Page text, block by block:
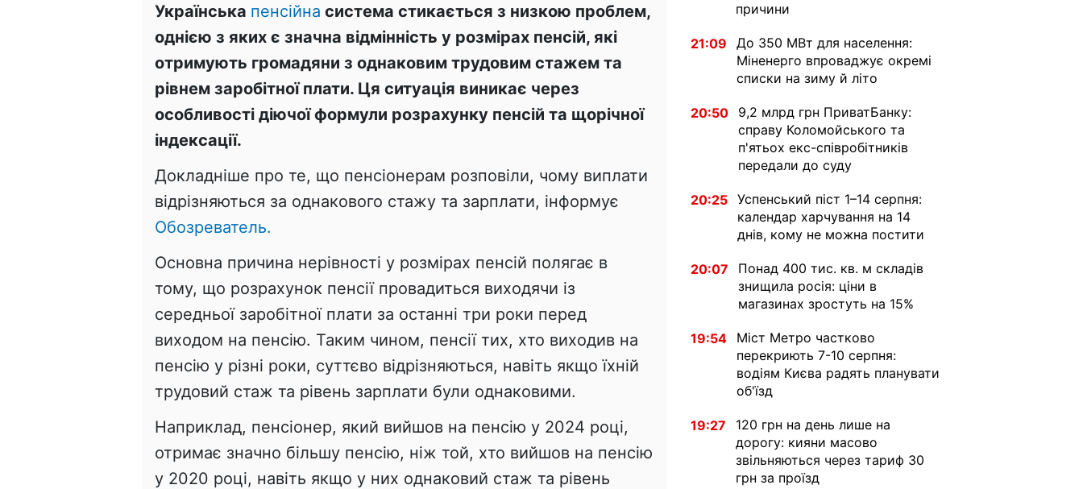
Українська пенсійна система стикається з низкою проблем,
однією з яких є значна відмінність у розмірах пенсій, які
отримують громадяни з однаковим трудовим стажем та
рівнем заробітної плати. Ця ситуація виникає через
особливості діючої формули розрахунку пенсій та щорічної
індексації.
Докладніше про те, що пенсіонерам розповіли, чому виплати
відрізняються за однакового стажу та зарплати, інформує
Обозреватель.
Основна причина нерівності у розмірах пенсій полягає в
тому, що розрахунок пенсії провадиться виходячи із
середньої заробітної плати за останні три роки перед
виходом на пенсію. Таким чином, пенсії тих, хто виходив на
пенсію у різні роки, суттєво відрізняються, навіть якщо їхній
трудовий стаж та рівень зарплати були однаковими.
Наприклад, пенсіонер, який вийшов на пенсію у 2024 році,
отримає значно більшу пенсію, ніж той, хто вийшов на пенсію
у 2020 році, навіть якщо у них однаковий стаж та рівень
причини
21:09
До 350 МВт для населення:
Міненерго впроваджує окремі
списки на зиму й літо
20:50
9,2 млрд грн ПриватБанку:
справу Коломойського та
п'ятьох екс-співробітників
передали до суду
20:25 Успенський піст 1–14 серпня:
календар харчування на 14
днів, кому не можна постити
20:07
Понад 400 тис. кв. м складів
знищила росія: ціни в
магазинах зростуть на 15%
19:54
Міст Метро частково
перекриють 7-10 серпня:
водіям Києва радять планувати
об'їзд
19:27
120 грн на день лише на
дорогу: кияни масово
звільняються через тариф 30
грн за проїзд